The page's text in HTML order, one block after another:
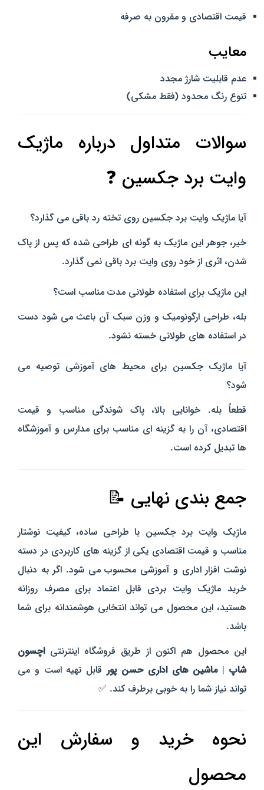
قیمت اقتصادی و مقرون‌ به‌ صرفه
معایب
عدم قابلیت شارژ مجدد
تنوع رنگ محدود (فقط مشکی)
سوالات متداول درباره ماژیک
وایت برد جکسین ❓
آیا ماژیک وایت برد جکسین روی تخته رد باقی می‌ گذارد؟
خیر، جوهر این ماژیک به‌ گونه‌ ای طراحی شده که پس از پاک
شدن، اثری از خود روی وایت برد باقی نمی‌ گذارد.
این ماژیک برای استفاده طولانی‌ مدت مناسب است؟
بله، طراحی ارگونومیک و وزن سبک آن باعث می‌ شود دست
در استفاده‌ های طولانی خسته نشود.
آیا ماژیک جکسین برای محیط‌ های آموزشی توصیه می‌
شود؟
قطعاً بله. خوانایی بالا، پاک‌ شوندگی مناسب و قیمت
اقتصادی، آن را به گزینه‌ ای مناسب برای مدارس و آموزشگاه‌
ها تبدیل کرده است.
جمع‌ بندی نهایی 📝
ماژیک وایت برد جکسین با طراحی ساده، کیفیت نوشتار
مناسب و قیمت اقتصادی یکی از گزینه‌ های کاربردی در دسته
نوشت‌ افزار اداری و آموزشی محسوب می‌ شود. اگر به دنبال
خرید ماژیک وایت بردی قابل اعتماد برای مصرف روزانه
هستید، این محصول می‌ تواند انتخابی هوشمندانه برای شما
باشد.
این محصول هم‌ اکنون از طریق فروشگاه اینترنتیاچسون
شاپ | ماشین‌ های اداری حسن‌ پور قابل تهیه است و می‌
تواند نیاز شما را به‌ خوبی برطرف کند. ✅
نحوه خرید و سفارش این
محصول